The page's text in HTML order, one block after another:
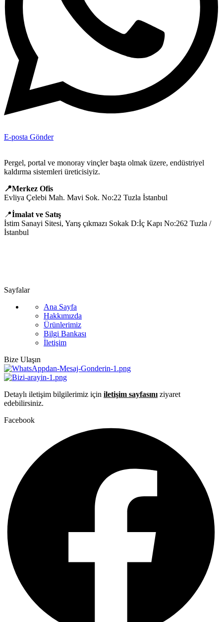
E-posta Gönder
Pergel, portal ve monoray vinçler başta olmak üzere, endüstriyel
kaldırma sistemleri üreticisiyiz.
📍Merkez Ofis
Evliya Çelebi Mah. Mavi Sok. No:22 Tuzla İstanbul
📍İmalat ve Satış
İstim Sanayi Sitesi, Yarış çıkmazı Sokak D:İç Kapı No:262 Tuzla /
İstanbul
Sayfalar
Ana Sayfa
Hakkımızda
Ürünlerimiz
Bilgi Bankası
İletişim
Bize Ulaşın
Detaylı iletişim bilgilerimiz için iletişim sayfasını ziyaret
edebilirsiniz.
Facebook